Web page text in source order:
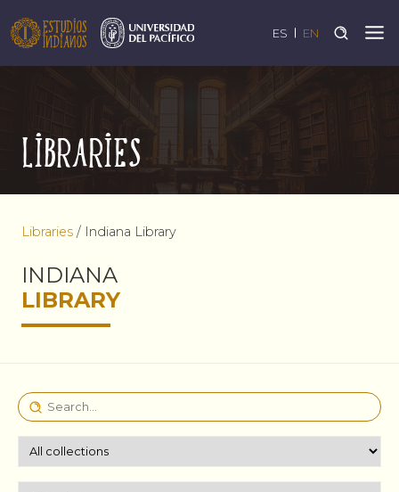
ES EN
Libraries
Libraries / Indiana Library
INDIANA
LIBRARY